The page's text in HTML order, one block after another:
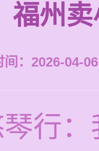
福州
间：2026-04-
行